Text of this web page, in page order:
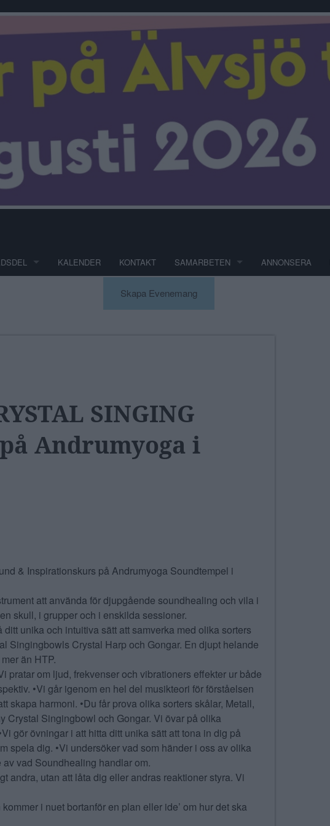
KALENDER KONTAKT SAMARBETEN ANNONSERA
Skapa Evenemang
SINGING
Andrumyoga i
& Inspirationskurs på Andrumyoga Soundtempel i
att använda för djupgående soundhealing och vila i
skull, i grupper och i enskilda sessioner.
unika och intuitiva sätt att samverka med olika sorters
Singingbowls Crystal Harp och Gongar. En djupt helande
än HTP.
pratar om ljud, frekvenser och vibrationers effekter ur både
•Vi går igenom en hel del musikteori för förståelsen
skapa harmoni. •Du får prova olika sorters skålar, Metall,
Crystal Singingbowl och Gongar. Vi övar på olika
gör övningar i att hitta ditt unika sätt att tona in dig på
spela dig. •Vi undersöker vad som händer i oss av olika
vad Soundhealing handlar om.
andra, utan att låta dig eller andras reaktioner styra. Vi
i nuet bortanför en plan eller ide’ om hur det ska